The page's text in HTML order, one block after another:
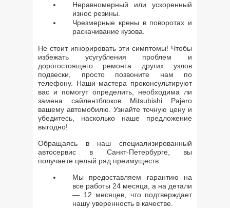
Неравномерный или ускоренный
износ резины.
Чрезмерные крены в поворотах и
раскачивание кузова.
Не стоит игнорировать эти симптомы! Чтобы
избежать усугубления проблем и
дорогостоящего ремонта других узлов
подвески, просто позвоните нам по
телефону. Наши мастера проконсультируют
вас и помогут определить, необходима ли
замена сайлентблоков Mitsubishi Pajero
вашему автомобилю. Узнайте точную цену и
убедитесь, насколько наше предложение
выгодно!
Обращаясь в наш специализированный
автосервис в Санкт-Петербурге, вы
получаете целый ряд преимуществ:
Мы предоставляем гарантию на
все работы 24 месяца, а на детали
— 12 месяцев, что подтверждает
нашу уверенность в качестве.